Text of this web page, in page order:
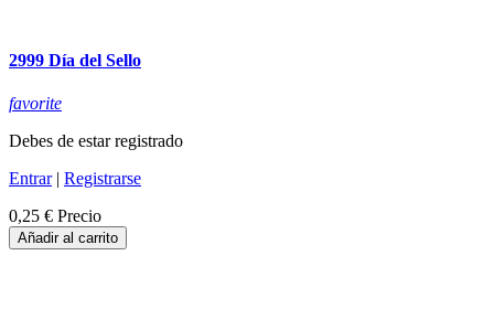
2999 Día del Sello
favorite
Debes de estar registrado
Entrar| Registrarse
0,25 € Precio
Añadir al carrito